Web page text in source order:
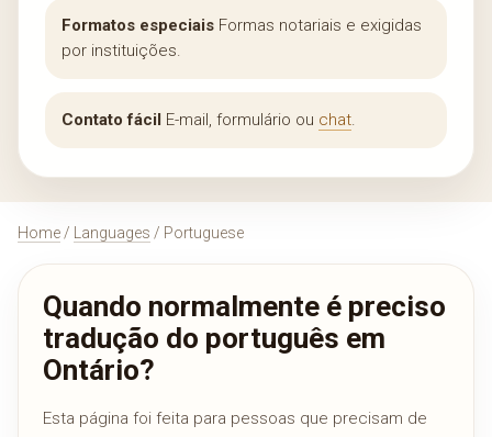
Formatos especiais Formas notariais e exigidas
por instituições.
Contato fácil E-mail, formulário ou chat.
Home / Languages / Portuguese
Quando normalmente é preciso
tradução do português em
Ontário?
Esta página foi feita para pessoas que precisam de